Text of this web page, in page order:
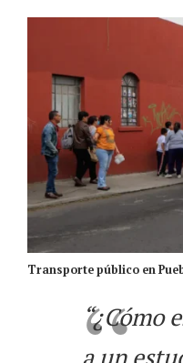
Transporte público en
“¿Cómo
a un